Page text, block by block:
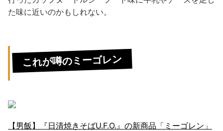
た味に近いのかもしれない。
これが噂のミーゴレン
【男飯】『日清焼きそばU.F.O.』の新商品「ミーゴレン」